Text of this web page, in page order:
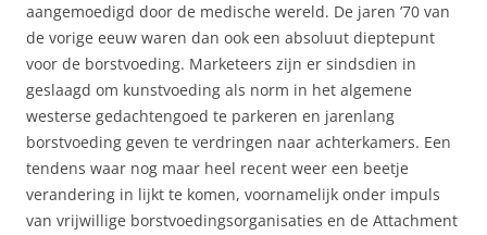
aangemoedigd door de medische wereld. De jaren ’70 van
de vorige eeuw waren dan ook een absoluut dieptepunt
voor de borstvoeding. Marketeers zijn er sindsdien in
geslaagd om kunstvoeding als norm in het algemene
westerse gedachtengoed te parkeren en jarenlang
borstvoeding geven te verdringen naar achterkamers. Een
tendens waar nog maar heel recent weer een beetje
verandering in lijkt te komen, voornamelijk onder impuls
van vrijwillige borstvoedingsorganisaties en de Attachment